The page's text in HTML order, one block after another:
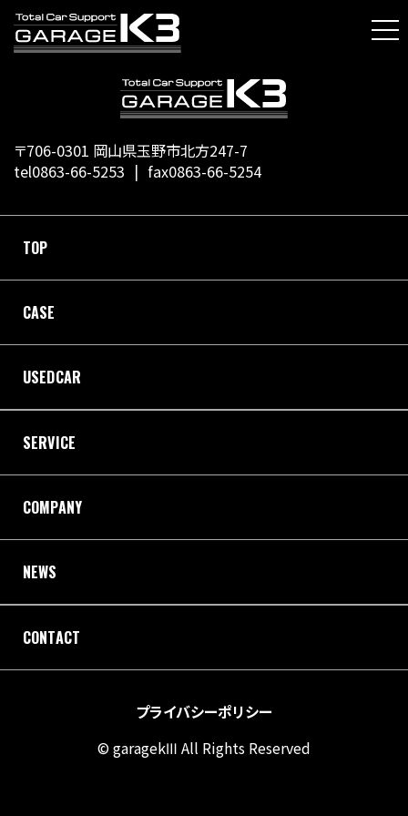
〒706-0301 岡山県玉野市北方247-7
tel0863-66-5253
fax0863-66-5254
TOP
CASE
USEDCAR
SERVICE
COMPANY
NEWS
CONTACT
プライバシーポリシー
© garagekⅢ All Rights Reserved